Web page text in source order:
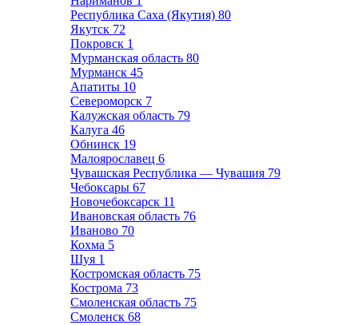
Республика Саха (Якутия) 80
Якутск 72
Покровск 1
Мурманская область 80
Мурманск 45
Апатиты 10
Североморск 7
Калужская область 79
Калуга 46
Обнинск 19
Малоярославец 6
Чувашская Республика — Чувашия 79
Чебоксары 67
Новочебоксарск 11
Ивановская область 76
Иваново 70
Кохма 5
Шуя 1
Костромская область 75
Кострома 73
Смоленская область 75
Смоленск 68